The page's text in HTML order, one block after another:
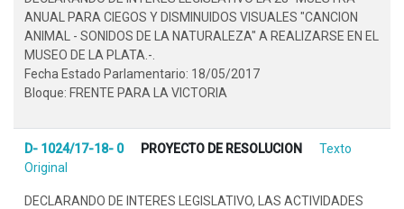
ANUAL PARA CIEGOS Y DISMINUIDOS VISUALES "CANCION
ANIMAL - SONIDOS DE LA NATURALEZA" A REALIZARSE EN EL
MUSEO DE LA PLATA.-.
Fecha Estado Parlamentario: 18/05/2017
Bloque: FRENTE PARA LA VICTORIA
D- 1024/17-18- 0 PROYECTO DE RESOLUCION
Texto
Original
DECLARANDO DE INTERES LEGISLATIVO, LAS ACTIVIDADES